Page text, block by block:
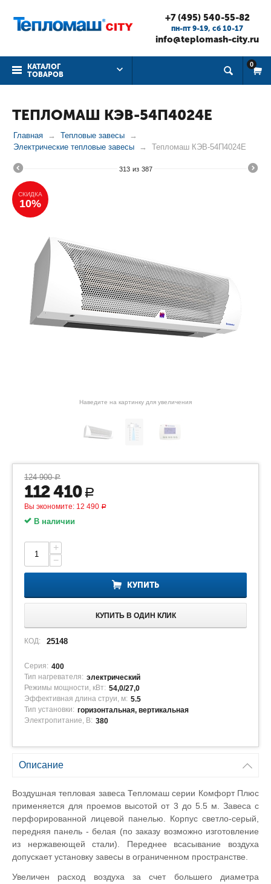
+7 (495) 540-55-82
пн-пт 9-19, cб 10-17
info@teplomash-city.ru
КАТАЛОГ
ТОВАРОВ
0
ТЕПЛОМАШ КЭВ-54П4024Е
Главная
Тепловые завесы
Электрические тепловые завесы
Тепломаш КЭВ-54П4024Е
313 из 387
СКИДКА
10%
Наведите на картинку для увеличения
124 900 Р
112 410 Р
Вы экономите: 12 490 Р
В наличии
+
−
КУПИТЬ
КУПИТЬ В ОДИН КЛИК
КОД: 25148
Серия: 400
Тип нагревателя: электрический
Режимы мощности, кВт: 54,0/27,0
Эффективная длина струи, м: 5.5
Тип установки: горизонтальная, вертикальная
Электропитание, В: 380
Описание
Воздушная тепловая завеса Тепломаш серии Комфорт Плюс
применяется для проемов высотой от 3 до 5.5 м. Завеса с
перфорированной лицевой панелью. Корпус светло-серый,
передняя панель - белая (по заказу возможно изготовление
из нержавеющей стали). Переднее всасывание воздуха
допускает установку завесы в ограниченном пространстве.
Увеличен расход воздуха за счет большего диаметра